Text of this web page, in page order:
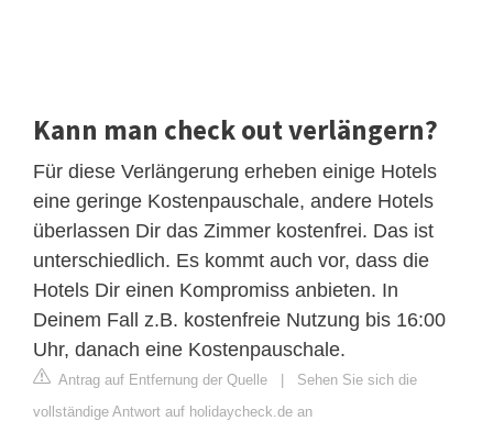
Kann man check out verlängern?
Für diese Verlängerung erheben einige Hotels
eine geringe Kostenpauschale, andere Hotels
überlassen Dir das Zimmer kostenfrei. Das ist
unterschiedlich. Es kommt auch vor, dass die
Hotels Dir einen Kompromiss anbieten. In
Deinem Fall z.B. kostenfreie Nutzung bis 16:00
Uhr, danach eine Kostenpauschale.
Antrag auf Entfernung der Quelle | Sehen Sie sich die
vollständige Antwort auf holidaycheck.de an